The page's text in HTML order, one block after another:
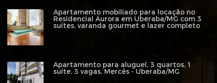
Apartamento mobiliado para locação no
Residencial Aurora em Uberaba/MG com 3
suítes, varanda gourmet e lazer completo
Apartamento para aluguel, 3 quartos, 1
suíte, 3 vagas, Mercês - Uberaba/MG